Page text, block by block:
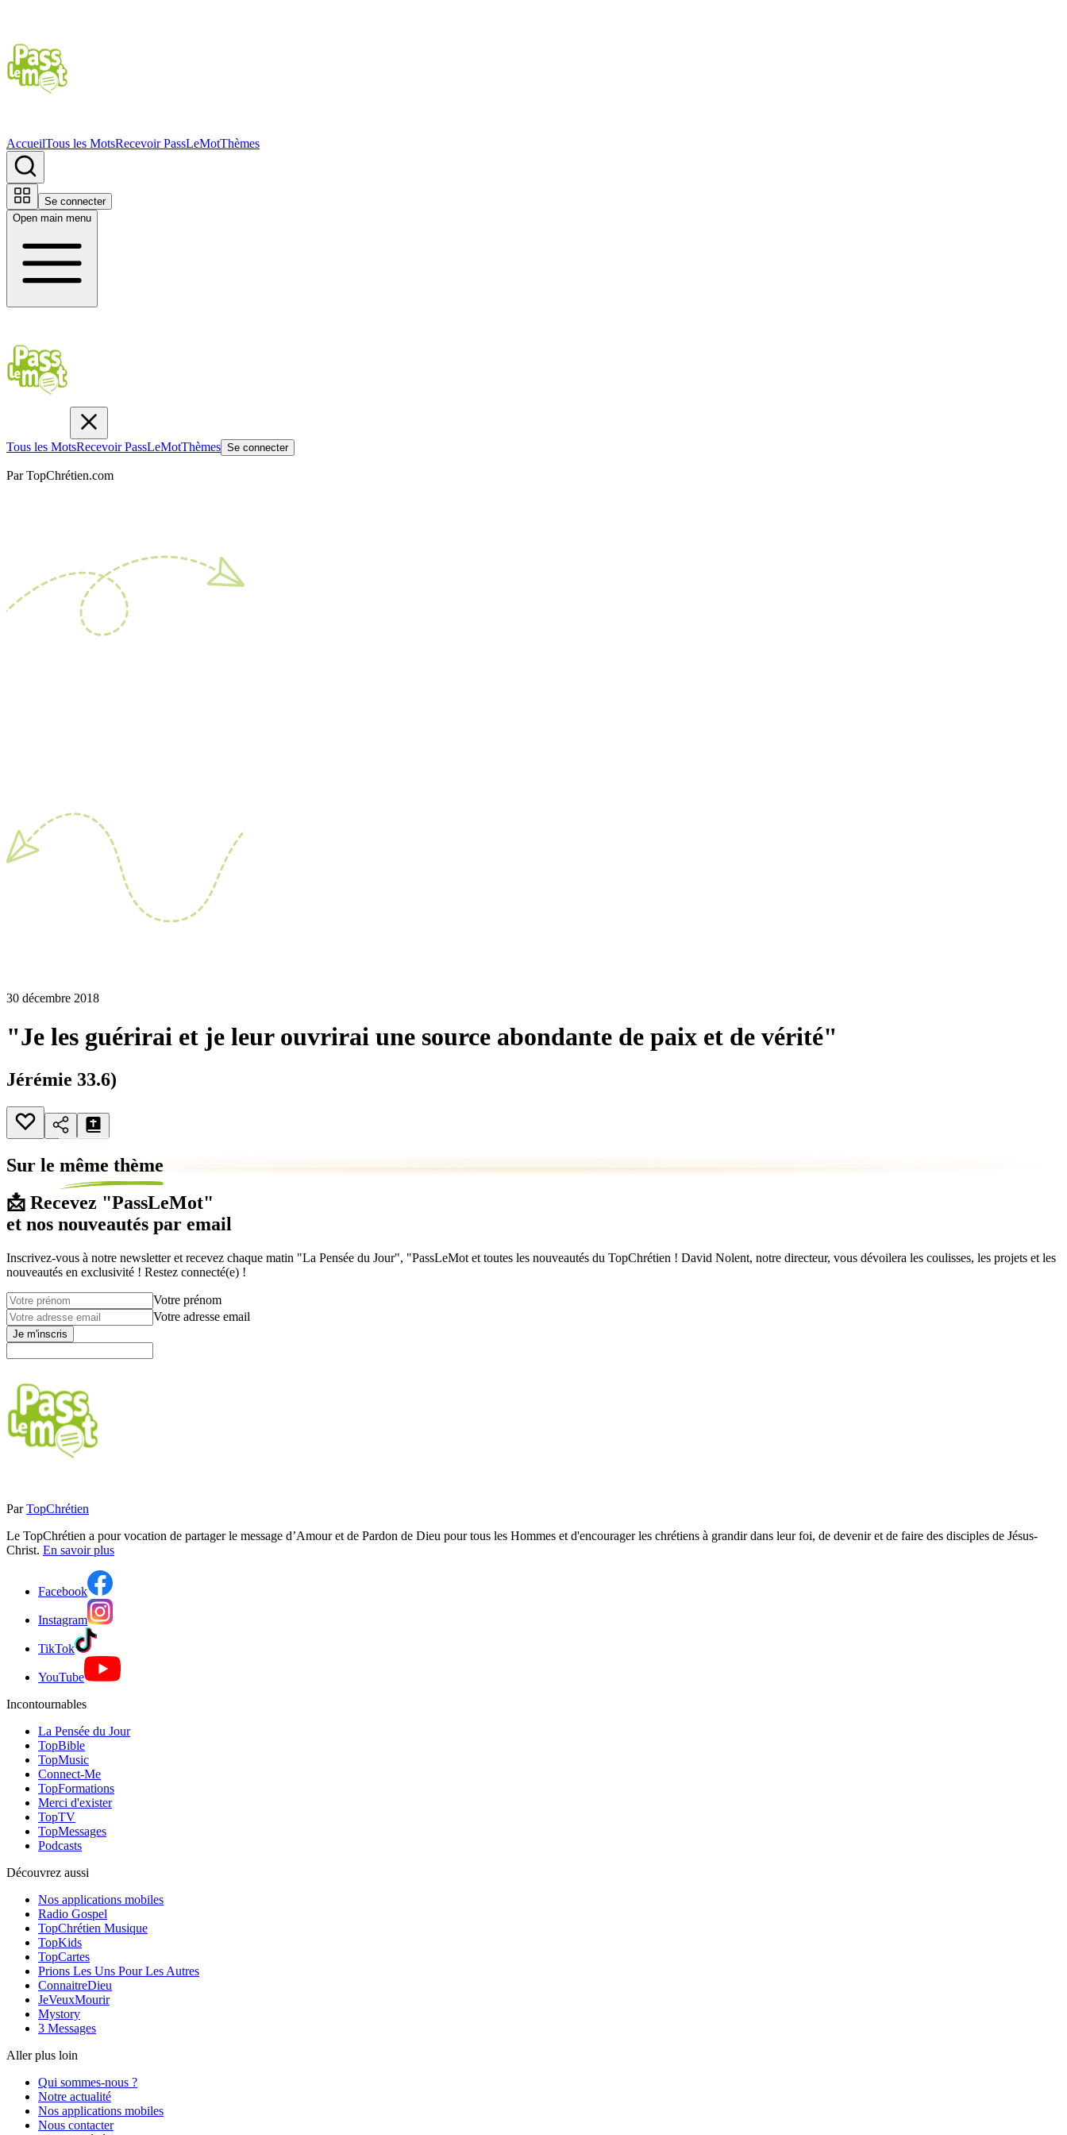
AccueilTous les MotsRecevoir PassLeMotThèmes
Se connecter
Open main menu
Tous les MotsRecevoir PassLeMotThèmes Se connecter
Par TopChrétien.com
30 décembre 2018
"Je les guérirai et je leur ouvrirai une source abondante de paix et de vérité"
Jérémie 33.6)
Sur le même thème
📩 Recevez "PassLeMot"
et nos nouveautés par email
Inscrivez-vous à notre newsletter et recevez chaque matin "La Pensée du Jour", "PassLeMot et toutes les nouveautés du TopChrétien ! David Nolent, notre directeur, vous dévoilera les coulisses, les projets et les
nouveautés en exclusivité ! Restez connecté(e) !
Votre prénom
Votre adresse email
Je m'inscris
Par TopChrétien
Le TopChrétien a pour vocation de partager le message d’Amour et de Pardon de Dieu pour tous les Hommes et d'encourager les chrétiens à grandir dans leur foi, de devenir et de faire des disciples de Jésus-
Christ. En savoir plus
Facebook
Instagram
TikTok
YouTube
Incontournables
La Pensée du Jour
TopBible
TopMusic
Connect-Me
TopFormations
Merci d'exister
TopTV
TopMessages
Podcasts
Découvrez aussi
Nos applications mobiles
Radio Gospel
TopChrétien Musique
TopKids
TopCartes
Prions Les Uns Pour Les Autres
ConnaitreDieu
JeVeuxMourir
Mystory
3 Messages
Aller plus loin
Qui sommes-nous ?
Notre actualité
Nos applications mobiles
Nous contacter